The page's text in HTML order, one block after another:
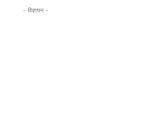
- विज्ञापन -